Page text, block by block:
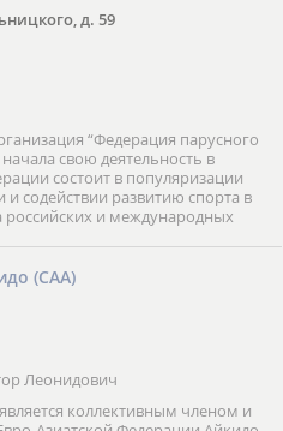
д. 59
“Федерация парусного
свою деятельность в
состоит в популяризации
содействии развитию спорта в
российских и международных
(САА)
Леонидович
коллективным членом и